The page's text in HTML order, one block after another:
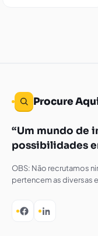
Procure
Um mundo de
possibilidades
OBS: Não recrutamos
pertencem as diversas